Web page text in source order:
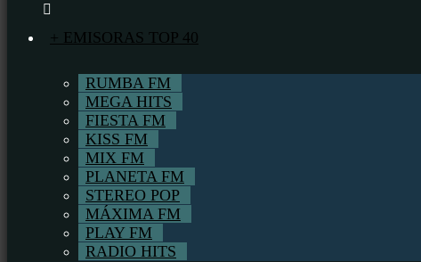
+ EMISORAS TOP 40
RUMBA FM
MEGA HITS
FIESTA FM
KISS FM
MIX FM
PLANETA FM
STEREO POP
MÁXIMA FM
PLAY FM
RADIO HITS